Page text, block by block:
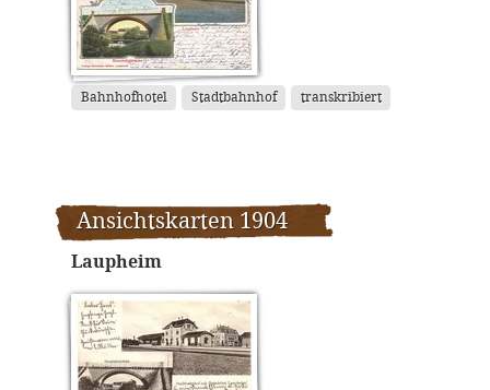
Bahnhofhotel Stadtbahnhof transkribiert
Ansichtskarten 1904
Laupheim